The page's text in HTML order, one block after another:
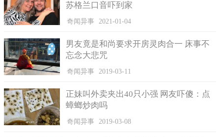
苏格兰口音吓到家
奇闻异事 2021-01-04
男友竟是和尚要求开房灵肉合一 床事不
忘念大悲咒
奇闻异事 2019-03-11
正妹叫外卖夹出40只小强 网友吓傻：点
蟑螂炒肉吗
奇闻异事 2019-03-08